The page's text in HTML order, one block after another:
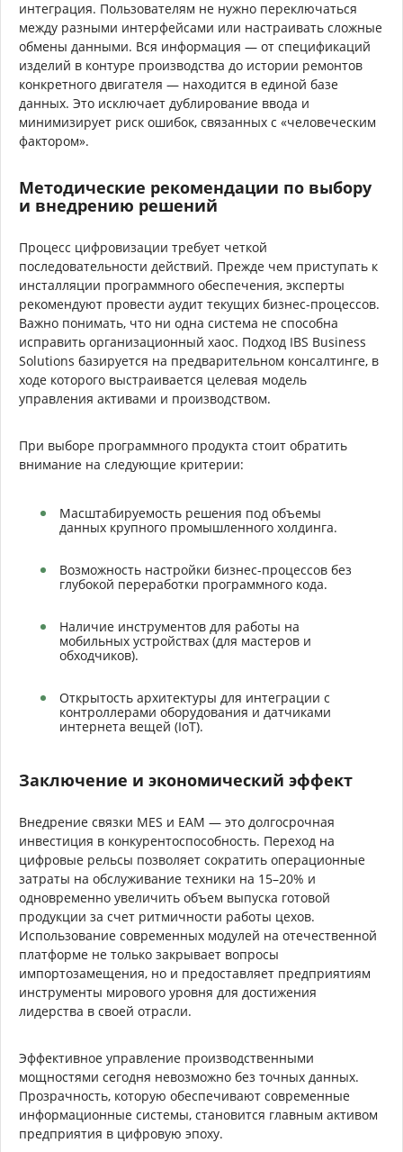
интеграция. Пользователям не нужно переключаться
между разными интерфейсами или настраивать сложные
обмены данными. Вся информация — от спецификаций
изделий в контуре производства до истории ремонтов
конкретного двигателя — находится в единой базе
данных. Это исключает дублирование ввода и
минимизирует риск ошибок, связанных с «человеческим
фактором».
Методические рекомендации по выбору
и внедрению решений
Процесс цифровизации требует четкой
последовательности действий. Прежде чем приступать к
инсталляции программного обеспечения, эксперты
рекомендуют провести аудит текущих бизнес-процессов.
Важно понимать, что ни одна система не способна
исправить организационный хаос. Подход IBS Business
Solutions базируется на предварительном консалтинге, в
ходе которого выстраивается целевая модель
управления активами и производством.
При выборе программного продукта стоит обратить
внимание на следующие критерии:
Масштабируемость решения под объемы
данных крупного промышленного холдинга.
Возможность настройки бизнес-процессов без
глубокой переработки программного кода.
Наличие инструментов для работы на
мобильных устройствах (для мастеров и
обходчиков).
Открытость архитектуры для интеграции с
контроллерами оборудования и датчиками
интернета вещей (IoT).
Заключение и экономический эффект
Внедрение связки MES и EAM — это долгосрочная
инвестиция в конкурентоспособность. Переход на
цифровые рельсы позволяет сократить операционные
затраты на обслуживание техники на 15–20% и
одновременно увеличить объем выпуска готовой
продукции за счет ритмичности работы цехов.
Использование современных модулей на отечественной
платформе не только закрывает вопросы
импортозамещения, но и предоставляет предприятиям
инструменты мирового уровня для достижения
лидерства в своей отрасли.
Эффективное управление производственными
мощностями сегодня невозможно без точных данных.
Прозрачность, которую обеспечивают современные
информационные системы, становится главным активом
предприятия в цифровую эпоху.